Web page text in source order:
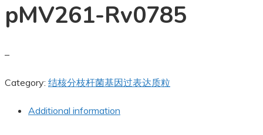
pMV261-Rv0785
–
Category: 结核分枝杆菌基因过表达质粒
Additional information